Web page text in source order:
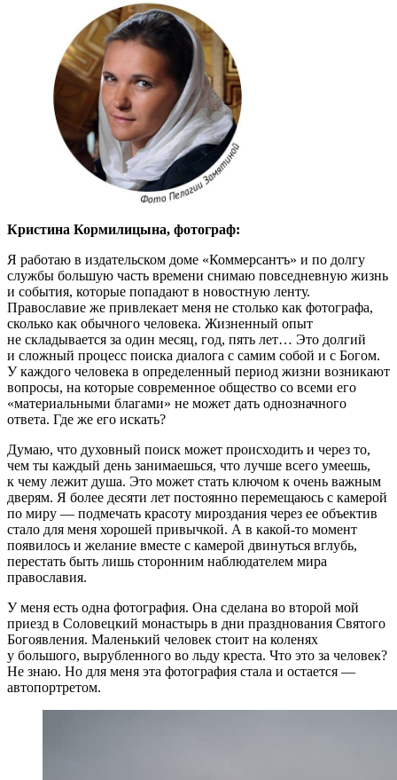
Кристина Кормилицына, фотограф:
Я работаю в издательском доме «Коммерсантъ» и по долгу
службы большую часть времени снимаю повседневную жизнь
и события, которые попадают в новостную ленту.
Православие же привлекает меня не столько как фотографа,
сколько как обычного человека. Жизненный опыт
не складывается за один месяц, год, пять лет… Это долгий
и сложный процесс поиска диалога с самим собой и с Богом.
У каждого человека в определенный период жизни возникают
вопросы, на которые современное общество со всеми его
«материальными благами» не может дать однозначного
ответа. Где же его искать?
Думаю, что духовный поиск может происходить и через то,
чем ты каждый день занимаешься, что лучше всего умеешь,
к чему лежит душа. Это может стать ключом к очень важным
дверям. Я более десяти лет постоянно перемещаюсь с камерой
по миру — подмечать красоту мироздания через ее объектив
стало для меня хорошей привычкой. А в какой-то момент
появилось и желание вместе с камерой двинуться вглубь,
перестать быть лишь сторонним наблюдателем мира
православия.
У меня есть одна фотография. Она сделана во второй мой
приезд в Соловецкий монастырь в дни празднования Святого
Богоявления. Маленький человек стоит на коленях
у большого, вырубленного во льду креста. Что это за человек?
Не знаю. Но для меня эта фотография стала и остается —
автопортретом.